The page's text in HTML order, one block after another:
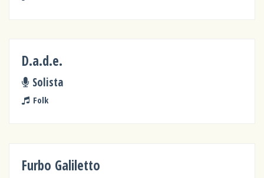
D.a.d.e.
Solista
Folk
Furbo Galiletto